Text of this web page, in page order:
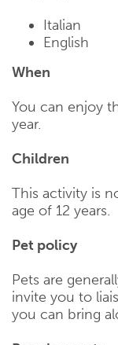
Italian
English
When
You can enjoy
year.
Children
This activity is
age of 12 years.
Pet policy
Pets are
invite you to
you can bring